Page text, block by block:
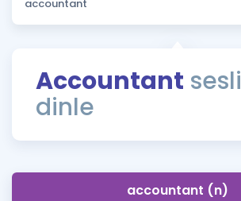
ÖSYM Sınav Takvimi
Kampanyalar
İngilizce Gramer
Accountant sesli
dinle
accountant (n)